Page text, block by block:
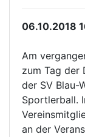
06.10.2018
Am
zum Tag der
der SV Blau-
Sportlerball.
an der